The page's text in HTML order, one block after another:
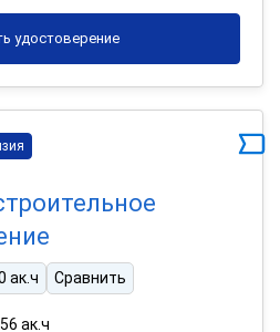
удостоверение
ак.ч Сравнить
ак.ч